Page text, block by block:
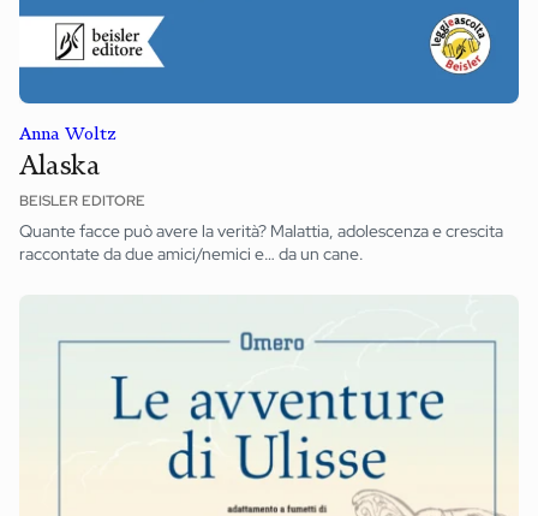
Anna Woltz
Alaska
BEISLER EDITORE
Quante facce può avere la verità? Malattia, adolescenza e crescita
raccontate da due amici/nemici e… da un cane.